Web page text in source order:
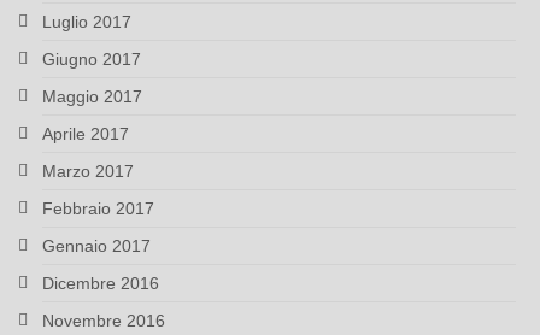
Luglio 2017
Giugno 2017
Maggio 2017
Aprile 2017
Marzo 2017
Febbraio 2017
Gennaio 2017
Dicembre 2016
Novembre 2016